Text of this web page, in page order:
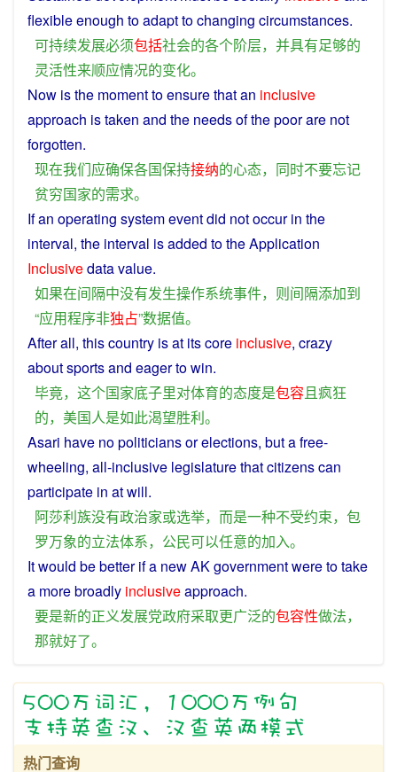
flexibleenough toadapttochanging circumstances.
可持续发展必须包括社会的各个阶层， 并具有足够的
灵活性来顺应情况的变化。
Now is the moment toensurethat an inclusive
approach is taken and the needsofthepoorare not
forgotten.
现在我们应确保各国保持接纳的心态， 同时不要忘记
贫穷国家的需求。
Ifan operating systemeventdid notoccur in the
interval, the interval isadded totheApplication
Inclusivedatavalue.
如果在间隔中没有发生操作系统事件， 则间隔添加到
“应用程序非独占”数据值。
After all, thiscountry isat itscore inclusive, crazy
aboutsportsand eagertowin.
毕竟， 这个国家底子里对体育的态度是包容且疯狂
的， 美国人是如此渴望胜利。
Asari have nopoliticiansorelections, butafree-
wheeling, all-inclusive legislaturethatcitizenscan
participate in atwill.
阿莎利族没有政治家或选举， 而是一种不受约束， 包
罗万象的立法体系， 公民可以任意的加入。
Itwould bebetter ifa newAKgovernmentwere totake
a morebroadly inclusiveapproach.
要是新的正义发展党政府采取更广泛的包容性做法，
那就好了。
热门查询